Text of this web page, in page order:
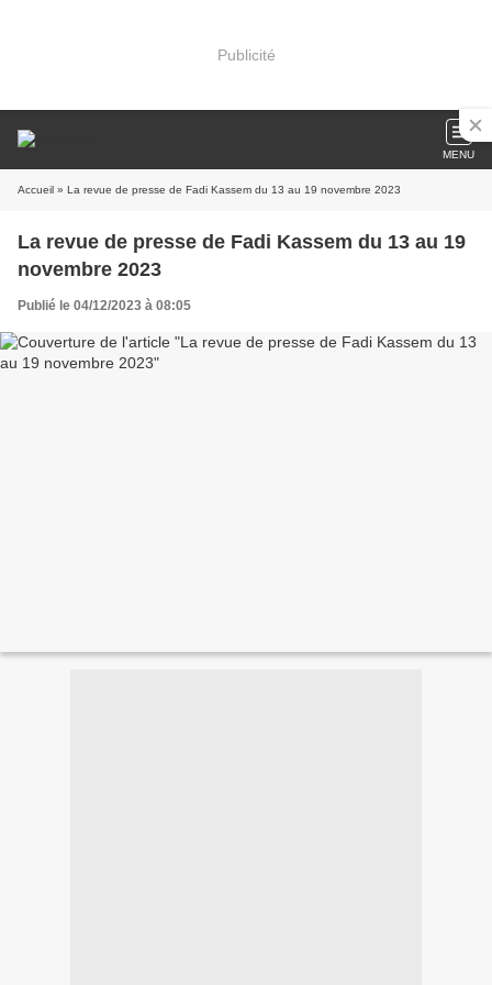
Publicité
MENU
Accueil » La revue de presse de Fadi Kassem du 13 au 19 novembre 2023
La revue de presse de Fadi Kassem du 13 au 19
novembre 2023
Publié le 04/12/2023 à 08:05